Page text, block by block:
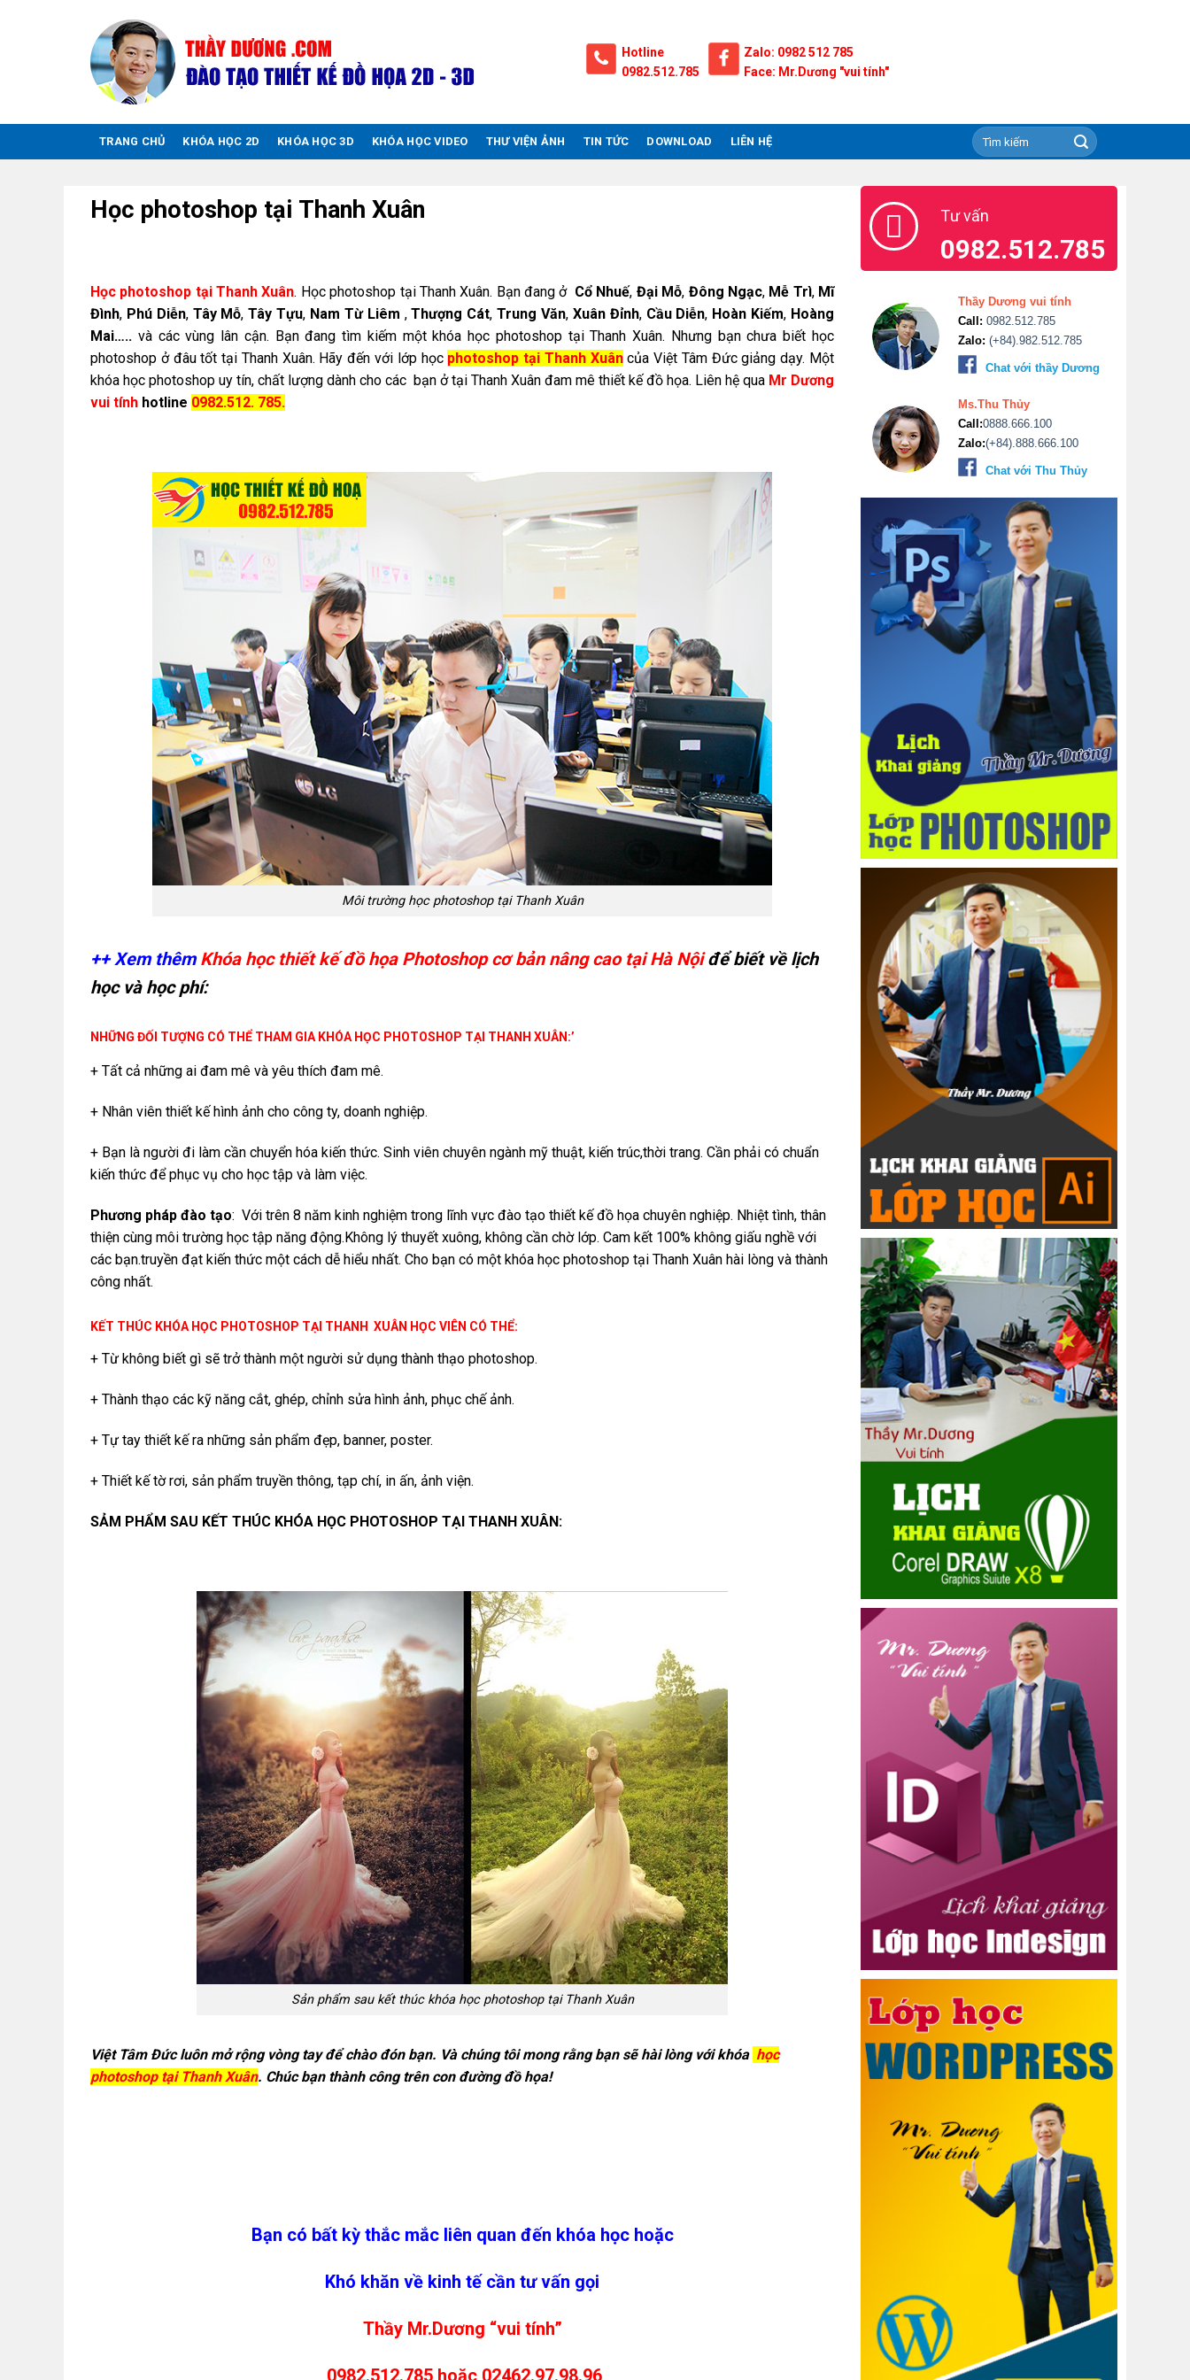
Hotline
0982.512.785
Zalo: 0982 512 785
Face: Mr.Dương "vui tính"
TRANG CHỦ KHÓA HỌC 2D KHÓA HỌC 3D KHÓA HỌC VIDEO THƯ VIỆN ẢNH TIN TỨC DOWNLOAD LIÊN HỆ
Học photoshop tại Thanh Xuân
Học photoshop tại Thanh Xuân. Học photoshop tại Thanh Xuân. Bạn đang ở Cổ Nhuế, Đại Mỗ, Đông Ngạc, Mễ Trì, Mĩ
Đình, Phú Diễn, Tây Mỗ,Tây Tựu, Nam Từ Liêm ,Thượng Cát,Trung Văn, Xuân Đỉnh, Cầu Diễn, Hoàn Kiếm, Hoàng
Mai….. và các vùng lân cận. Bạn đang tìm kiếm một khóa học photoshop tại Thanh Xuân. Nhưng bạn chưa biết học
photoshop ở đâu tốt tại Thanh Xuân. Hãy đến với lớp học photoshop tại Thanh Xuâncủa Việt Tâm Đức giảng dạy. Một
khóa học photoshop uy tín, chất lượng dành cho các bạn ở tại Thanh Xuân đam mê thiết kế đồ họa. Liên hệ qua Mr Dương
vui tính hotline 0982.512. 785.
Môi trường học photoshop tại Thanh Xuân
++ Xem thêm Khóa học thiết kế đồ họa Photoshop cơ bản nâng cao tại Hà Nội để biết về lịch
học và học phí:
NHỮNG ĐỐI TƯỢNG CÓ THỂ THAM GIA KHÓA HỌC PHOTOSHOP TẠI THANH XUÂN:’
+ Tất cả những ai đam mê và yêu thích đam mê.
+ Nhân viên thiết kế hình ảnh cho công ty, doanh nghiệp.
+ Bạn là người đi làm cần chuyển hóa kiến thức. Sinh viên chuyên ngành mỹ thuật, kiến trúc,thời trang. Cần phải có chuẩn
kiến thức để phục vụ cho học tập và làm việc.
Phương pháp đào tạo: Với trên 8 năm kinh nghiệm trong lĩnh vực đào tạo thiết kế đồ họa chuyên nghiệp. Nhiệt tình, thân
thiện cùng môi trường học tập năng động.Không lý thuyết xuông, không cần chờ lớp. Cam kết 100% không giấu nghề với
các bạn.truyền đạt kiến thức một cách dễ hiểu nhất. Cho bạn có một khóa học photoshop tại Thanh Xuân hài lòng và thành
công nhất.
KẾT THÚC KHÓA HỌC PHOTOSHOP TẠI THANH XUÂN HỌC VIÊN CÓ THỂ:
+ Từ không biết gì sẽ trở thành một người sử dụng thành thạo photoshop.
+ Thành thạo các kỹ năng cắt, ghép, chỉnh sửa hình ảnh, phục chế ảnh.
+ Tự tay thiết kế ra những sản phẩm đẹp, banner, poster.
+ Thiết kế tờ rơi, sản phẩm truyền thông, tạp chí, in ấn, ảnh viện.
SẢM PHẨM SAU KẾT THÚC KHÓA HỌC PHOTOSHOP TẠI THANH XUÂN:
Sản phẩm sau kết thúc khóa học photoshop tại Thanh Xuân
Việt Tâm Đức luôn mở rộng vòng tay để chào đón bạn. Và chúng tôi mong rằng bạn sẽ hài lòng với khóa học
photoshop tại Thanh Xuân. Chúc bạn thành công trên con đường đồ họa!
Bạn có bất kỳ thắc mắc liên quan đến khóa học hoặc
Khó khăn về kinh tế cần tư vấn gọi
Thầy Mr.Dương “vui tính”
0982.512.785 hoặc 02462.97.98.96
Tư vấn
0982.512.785
Thầy Dương vui tính
Call: 0982.512.785
Zalo: (+84).982.512.785
Chat với thầy Dương
Ms.Thu Thủy
Call:0888.666.100
Zalo:(+84).888.666.100
Chat với Thu Thủy